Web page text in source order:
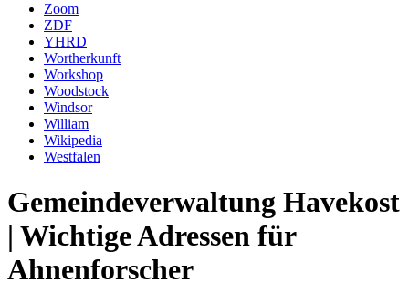
Zoom
ZDF
YHRD
Wortherkunft
Workshop
Woodstock
Windsor
William
Wikipedia
Westfalen
Gemeindeverwaltung Havekost
| Wichtige Adressen für
Ahnenforscher